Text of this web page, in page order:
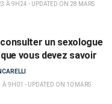
À 9H24 - UPDATED ON 28 MARS
un sexologue
vous devez savoir
À 9H01 - UPDATED ON 10 MARS